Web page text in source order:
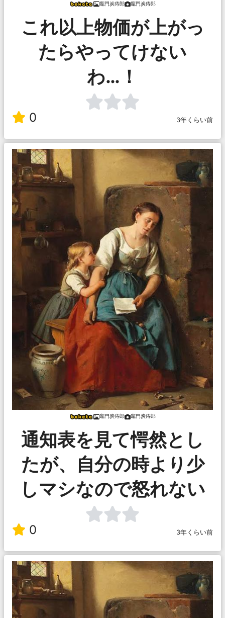
竈門炭痔郎 竈門炭痔郎
これ以上物価が上がっ
たらやってけない
わ…！
0 3年くらい前
竈門炭痔郎 竈門炭痔郎
通知表を見て愕然とし
たが、自分の時より少
しマシなので怒れない
0 3年くらい前